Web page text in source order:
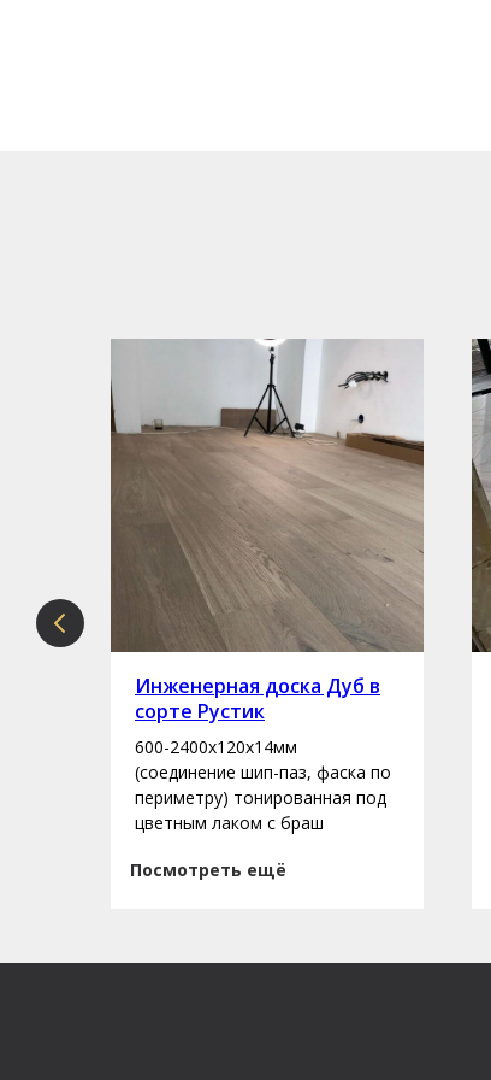
Инженерная доска Дуб в
сорте Рустик
600-2400х120х14мм
(соединение шип-паз, фаска по
периметру) тонированная под
цветным лаком с браш
Посмотреть ещё